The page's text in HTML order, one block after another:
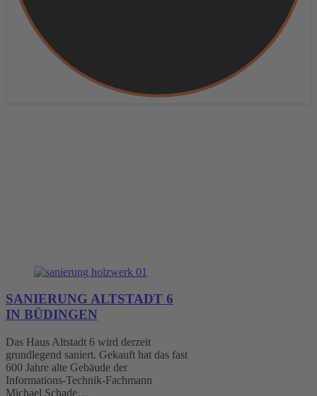
SANIERUNG ALTSTADT 6
IN BÜDINGEN
Das Haus Altstadt 6 wird derzeit
grundlegend saniert. Gekauft hat das fast
600 Jahre alte Gebäude der
Informations-Technik-Fachmann
Michael Schade…